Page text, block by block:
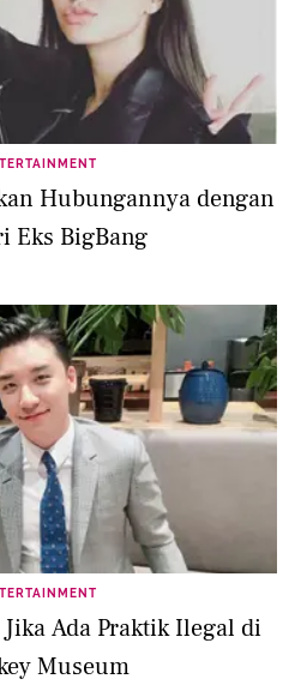
Hubungannya dengan
Eks BigBang
Ada Praktik Ilegal di
Museum